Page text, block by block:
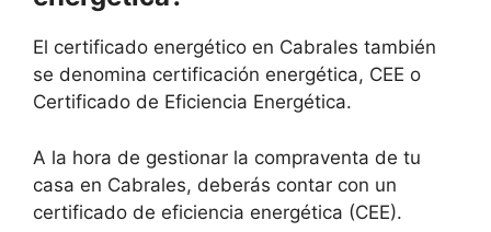
El certificado energético en Cabrales también
se denomina certificación energética, CEE o
Certificado de Eficiencia Energética.
A la hora de gestionar la compraventa de tu
casa en Cabrales, deberás contar con un
certificado de eficiencia energética (CEE).